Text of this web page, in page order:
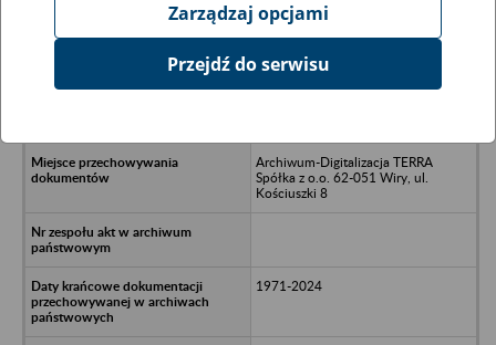
Ukryj wszystkie pozycje bazy
Spółdzielnia Kółek Rolniczych w
Archiwum-Digitalizacja TERRA
Spółka z o.o. 62-051 Wiry, ul.
Kościuszki 8
1971-2024
Zarządzaj opcjami
Przejdź do serwisu